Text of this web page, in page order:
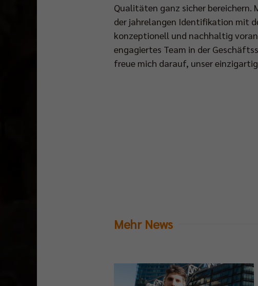
Qualitäten ganz sicher
der jahrelangen Identifikation mit
konzeptionell und nachhaltig
engagiertes Team in der
freue mich darauf, unser
Mehr News